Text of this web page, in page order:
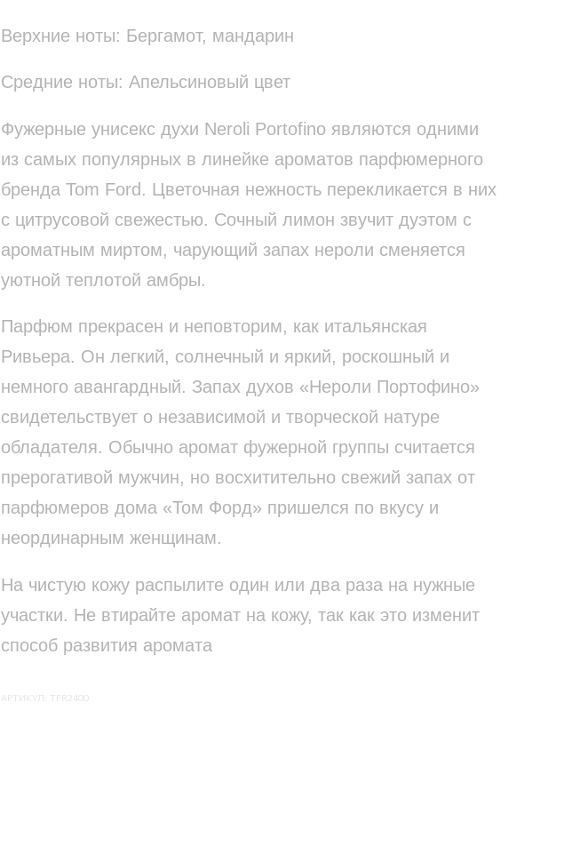
Верхние ноты: Бергамот, мандарин
Средние ноты: Апельсиновый цвет
Фужерные унисекс духи Neroli Portofino являются одними
из самых популярных в линейке ароматов парфюмерного
бренда Tom Ford. Цветочная нежность перекликается в них
с цитрусовой свежестью. Сочный лимон звучит дуэтом с
ароматным миртом, чарующий запах нероли сменяется
уютной теплотой амбры.
Парфюм прекрасен и неповторим, как итальянская
Ривьера. Он легкий, солнечный и яркий, роскошный и
немного авангардный. Запах духов «Нероли Портофино»
свидетельствует о независимой и творческой натуре
обладателя. Обычно аромат фужерной группы считается
прерогативой мужчин, но восхитительно свежий запах от
парфюмеров дома «Том Форд» пришелся по вкусу и
неординарным женщинам.
На чистую кожу распылите один или два раза на нужные
участки. Не втирайте аромат на кожу, так как это изменит
способ развития аромата
АРТИКУЛ: TFR2400